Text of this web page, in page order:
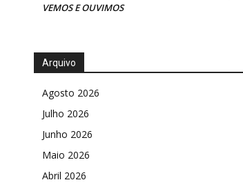
VEMOS E OUVIMOS
Arquivo
Agosto 2026
Julho 2026
Junho 2026
Maio 2026
Abril 2026